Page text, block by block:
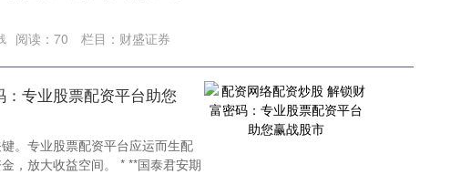
阅读： 70 栏目： 财盛证券
专业股票配资平台助您
。专业股票配资平台应运而生配
，放大收益空间。 * **国泰君安期